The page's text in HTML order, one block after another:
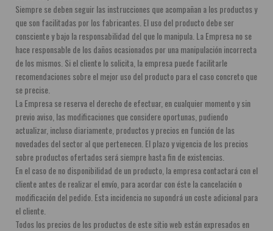
Siempre se deben seguir las instrucciones que acompañan a los productos y
que son facilitadas por los fabricantes. El uso del producto debe ser
consciente y bajo la responsabilidad del que lo manipula. La Empresa no se
hace responsable de los daños ocasionados por una manipulación incorrecta
de los mismos. Si el cliente lo solicita, la empresa puede facilitarle
recomendaciones sobre el mejor uso del producto para el caso concreto que
se precise.
La Empresa se reserva el derecho de efectuar, en cualquier momento y sin
previo aviso, las modificaciones que considere oportunas, pudiendo
actualizar, incluso diariamente, productos y precios en función de las
novedades del sector al que pertenecen. El plazo y vigencia de los precios
sobre productos ofertados será siempre hasta fin de existencias.
En el caso de no disponibilidad de un producto, la empresa contactará con el
cliente antes de realizar el envío, para acordar con éste la cancelación o
modificación del pedido. Esta incidencia no supondrá un coste adicional para
el cliente.
Todos los precios de los productos de este sitio web están expresados en